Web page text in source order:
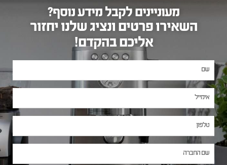
מעוניינים לקבל מידע נוסף?
השאירו פרטים ונציג שלנו יחזור
אליכם בהקדם!